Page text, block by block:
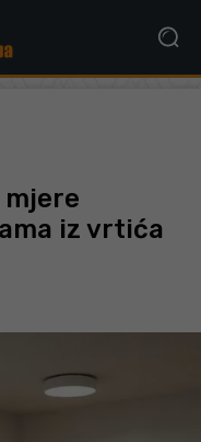
mjere
iz vrtića